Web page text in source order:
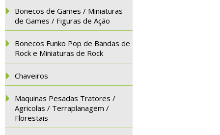
Bonecos de Games / Miniaturas
de Games / Figuras de Ação
Bonecos Funko Pop de Bandas de
Rock e Miniaturas de Rock
Chaveiros
Maquinas Pesadas Tratores /
Agricolas / Terraplanagem /
Florestais